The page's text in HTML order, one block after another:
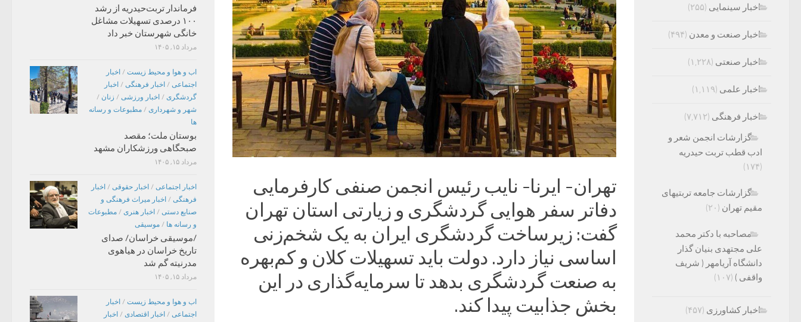
تهران- ایرنا- نایب رئیس انجمن صنفی کارفرمایی
دفاتر سفر هوایی گردشگری و زیارتی استان تهران
گفت: زیرساخت گردشگری ایران به یک شخم‌زنی
اساسی نیاز دارد. دولت باید تسهیلات کلان و کم‌بهره
به صنعت گردشگری بدهد تا سرمایه‌گذاری در این
بخش جذابیت پیدا کند.
فرماندار تربت‌حیدریه از رشد
۱۰۰ درصدی تسهیلات مشاغل
خانگی شهرستان خبر داد
مرداد ۱۵, ۱۴۰۵
اب و هوا و محیط زیست / اخبار
اجتماعی / اخبار فرهنگی / اخبار
گردشگری / اخبار ورزشی / زنان /
شهر و شهرداری / مطبوعات و رسانه
ها
بوستان ملت؛ مقصد
صبحگاهی ورزشکاران مشهد
مرداد ۱۵, ۱۴۰۵
اخبار اجتماعی / اخبار حقوقی / اخبار
فرهنگی / اخبار میراث فرهنگی و
صنایع دستی / اخبار هنری / مطبوعات
و رسانه ها / موسیقی
/موسیقی خراسان/ صدای
تاریخ خراسان در هیاهوی
مدرنیته گم شد
مرداد ۱۵, ۱۴۰۵
اب و هوا و محیط زیست / اخبار
اجتماعی / اخبار اقتصادی / اخبار
اخبار سینمایی (۲۵۵)
اخبار صنعت و معدن (۴۹۴)
اخبار صنعتی (۱,۲۲۸)
اخبار علمی (۱,۱۱۹)
اخبار فرهنگی (۷,۷۱۲)
گزارشات انجمن شعر و
ادب قطب تربت حیدریه
(۱۷۴)
گزارشات جامعه تربتیهای
مقیم تهران (۲۰)
مصاحبه با دکتر محمد
علی مجتهدی بنیان گذار
دانشگاه آریامهر ( شریف
واقفی ) (۱۰۷)
اخبار کشاورزی (۴۵۷)